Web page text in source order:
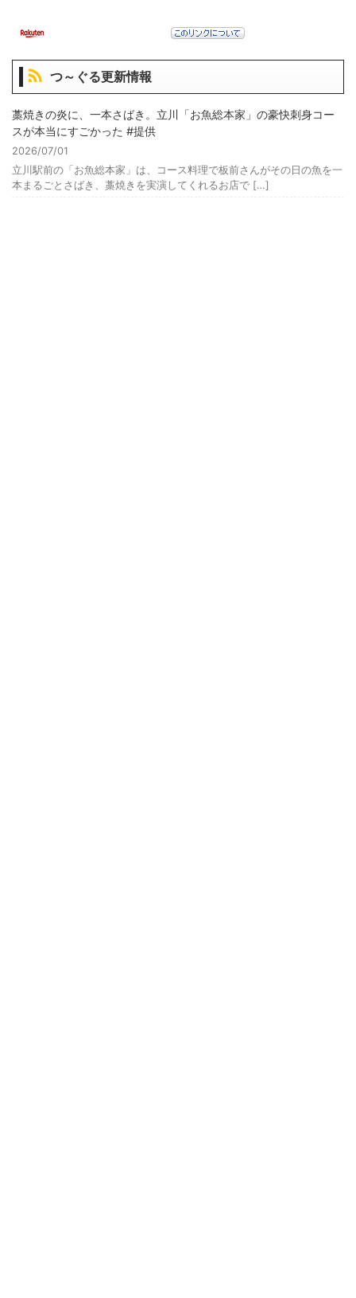
つ～ぐる更新情報
藁焼きの炎に、一本さばき。立川「お魚総本家」の豪快刺身コー
スが本当にすごかった #提供
2026/07/01
立川駅前の「お魚総本家」は、コース料理で板前さんがその日の魚を一
本まるごとさばき、藁焼きを実演してくれるお店で […]